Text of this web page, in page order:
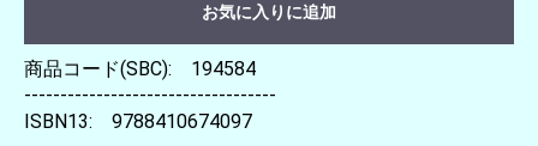
お気に入りに追加
商品コード(SBC): 194584
-----------------------------------
ISBN13: 9788410674097